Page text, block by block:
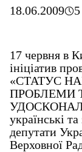
18.06.2009
17 червня в
ініціатив
«СТАТУС
ПРОБЛЕМИ
українські
депутати
Верховної